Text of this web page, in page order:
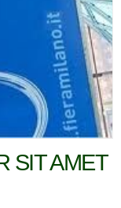
SIT AMET